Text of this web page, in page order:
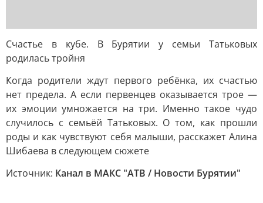
Счастье в кубе. В Бурятии у семьи Татьковых
родилась тройня
Когда родители ждут первого ребёнка, их счастью
нет предела. А если первенцев оказывается трое —
их эмоции умножается на три. Именно такое чудо
случилось с семьёй Татьковых. О том, как прошли
роды и как чувствуют себя малыши, расскажет Алина
Шибаева в следующем сюжете
Источник: Канал в МАКС "АТВ / Новости Бурятии"